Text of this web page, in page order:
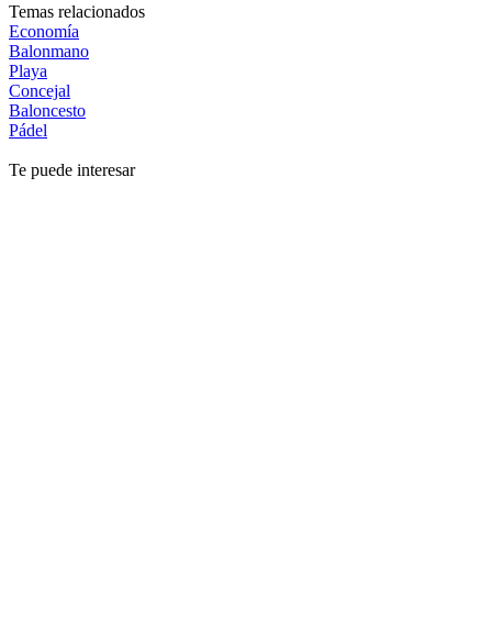
Temas relacionados
Economía
Balonmano
Playa
Concejal
Baloncesto
Pádel
Te puede interesar